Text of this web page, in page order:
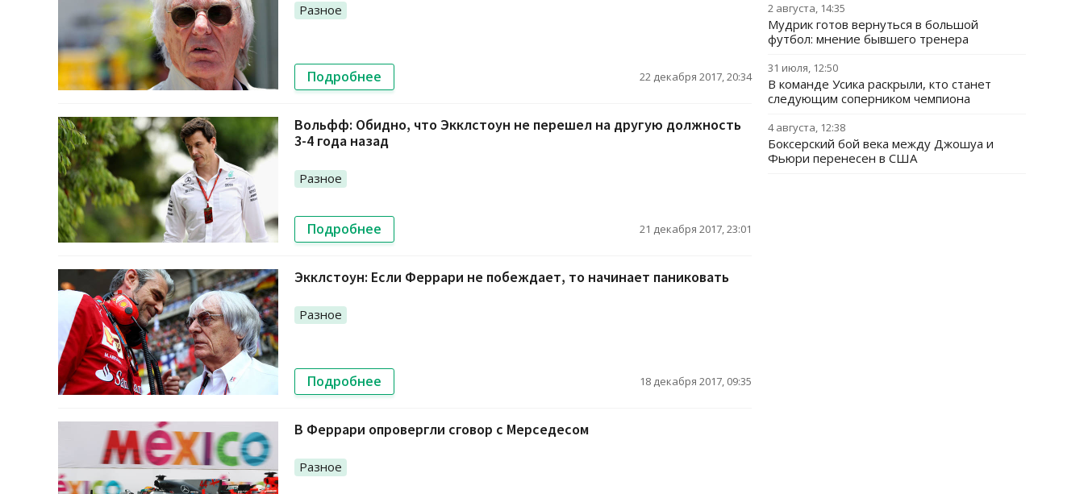
Разное
Подробнее 22 декабря 2017, 20:34
Вольфф: Обидно, что Экклстоун не перешел на другую должность
3-4 года назад
Разное
Подробнее 21 декабря 2017, 23:01
Экклстоун: Если Феррари не побеждает, то начинает паниковать
Разное
Подробнее 18 декабря 2017, 09:35
В Феррари опровергли сговор с Мерседесом
Разное
2 августа, 14:35
Мудрик готов вернуться в большой
футбол: мнение бывшего тренера
31 июля, 12:50
В команде Усика раскрыли, кто станет
следующим соперником чемпиона
4 августа, 12:38
Боксерский бой века между Джошуа и
Фьюри перенесен в США